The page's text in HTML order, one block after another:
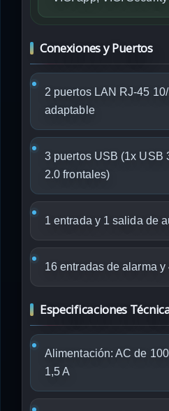
Conexiones y Puertos
2 puertos LAN RJ-45
adaptable
3 puertos USB (1x USB
2.0 frontales)
1 entrada y 1 salida de
16 entradas de alarma
Especificaciones
Alimentación: AC de
1,5 A